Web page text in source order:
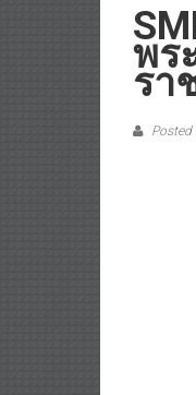
พร
รา
Posted